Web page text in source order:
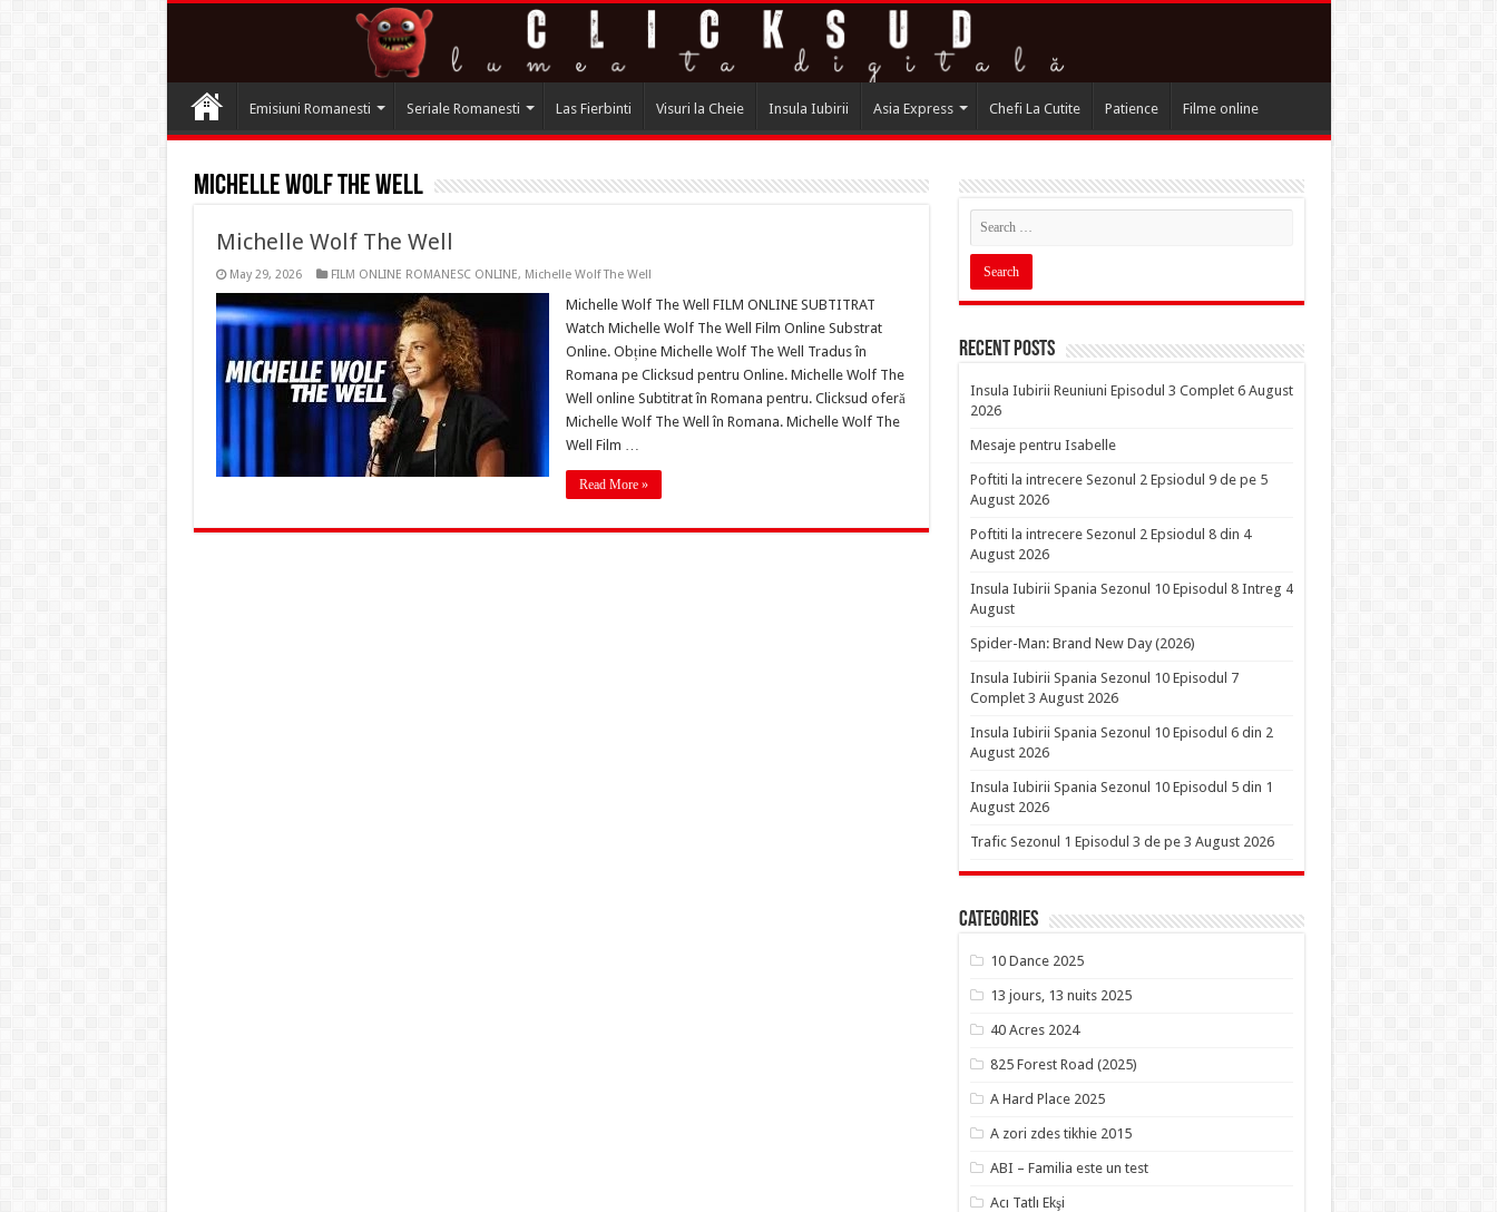
Emisiuni Romanesti Seriale Romanesti Las Fierbinti Visuri la Cheie Insula Iubirii Asia Express Chefi La Cutite Patience Filme online
Michelle Wolf The Well
Michelle Wolf The Well
May 29, 2026 FILM ONLINE ROMANESC ONLINE, Michelle Wolf The Well
Michelle Wolf The Well FILM ONLINE SUBTITRAT
Watch Michelle Wolf The Well Film Online Substrat
Online. Obține Michelle Wolf The Well Tradus în
Romana pe Clicksud pentru Online. Michelle Wolf The
Well online Subtitrat în Romana pentru. Clicksud oferă
Michelle Wolf The Well în Romana. Michelle Wolf The
Well Film …
Read More »
Recent Posts
Insula Iubirii Reuniuni Episodul 3 Complet 6 August
2026
Mesaje pentru Isabelle
Poftiti la intrecere Sezonul 2 Epsiodul 9 de pe 5
August 2026
Poftiti la intrecere Sezonul 2 Epsiodul 8 din 4
August 2026
Insula Iubirii Spania Sezonul 10 Episodul 8 Intreg 4
August
Spider-Man: Brand New Day (2026)
Insula Iubirii Spania Sezonul 10 Episodul 7
Complet 3 August 2026
Insula Iubirii Spania Sezonul 10 Episodul 6 din 2
August 2026
Insula Iubirii Spania Sezonul 10 Episodul 5 din 1
August 2026
Trafic Sezonul 1 Episodul 3 de pe 3 August 2026
Categories
10 Dance 2025
13 jours, 13 nuits 2025
40 Acres 2024
825 Forest Road (2025)
A Hard Place 2025
A zori zdes tikhie 2015
ABI – Familia este un test
Acı Tatlı Ekşi